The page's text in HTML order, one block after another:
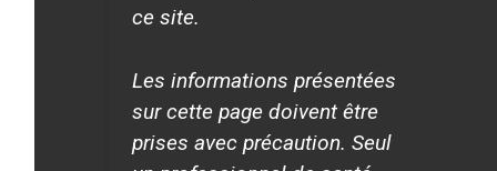
ce site.
Les informations présentées
sur cette page doivent être
prises avec précaution. Seul